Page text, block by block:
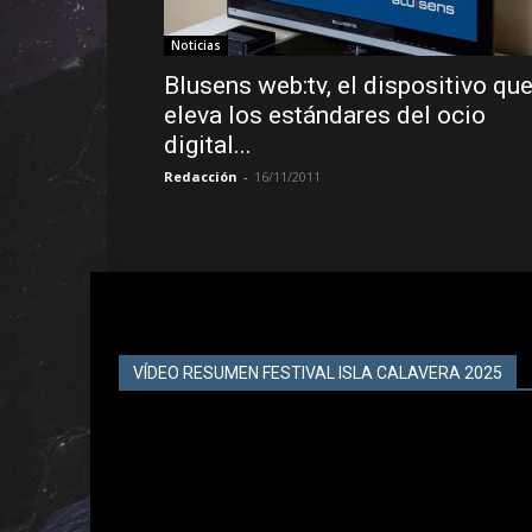
Noticias
Blusens web:tv, el dispositivo que
eleva los estándares del ocio
digital...
Redacción - 16/11/2011
VÍDEO RESUMEN FESTIVAL ISLA CALAVERA 2025